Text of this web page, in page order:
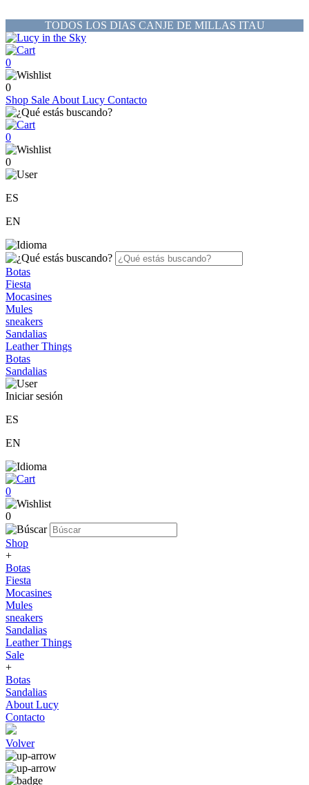
TODOS LOS DIAS CANJE DE MILLAS ITAU
0
0
Shop Sale About Lucy Contacto
0
0
ES
EN
Botas
Fiesta
Mocasines
Mules
sneakers
Sandalias
Leather Things
Botas
Sandalias
Iniciar sesión
ES
EN
0
0
Shop
+
Botas
Fiesta
Mocasines
Mules
sneakers
Sandalias
Leather Things
Sale
+
Botas
Sandalias
About Lucy
Contacto
Volver